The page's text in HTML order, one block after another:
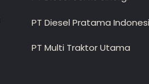
PT Diesel Pratama
PT Multi Traktor Utama